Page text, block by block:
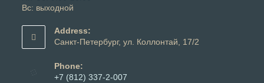
Вс: выходной
Address:
Санкт-Петербург, ул. Коллонтай, 17/2
Phone:
+7 (812) 337-2-007